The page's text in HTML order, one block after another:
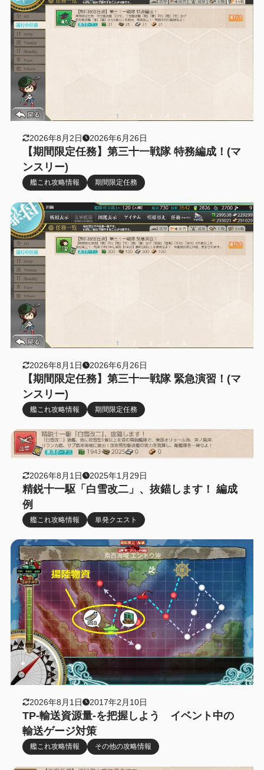
2026年8月2日 2026年6月26日
【期間限定任務】第三十一戦隊 特務編成！(マ
ンスリー)
艦これ攻略情報 期間限定任務
2026年8月1日 2026年6月26日
【期間限定任務】第三十一戦隊 緊急演習！(マ
ンスリー)
艦これ攻略情報 期間限定任務
2026年8月1日 2025年1月29日
精鋭十一駆「白雪改二」、抜錨します！ 編成
例
艦これ攻略情報 単発クエスト
2026年8月1日 2017年2月10日
TP-輸送資源量-を把握しよう イベント中の
輸送ゲージ対策
艦これ攻略情報 その他の攻略情報